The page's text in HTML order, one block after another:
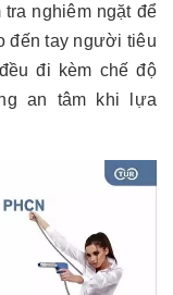
nghiêm ngặt để
đến tay người tiêu
đi kèm chế độ
an tâm khi lựa